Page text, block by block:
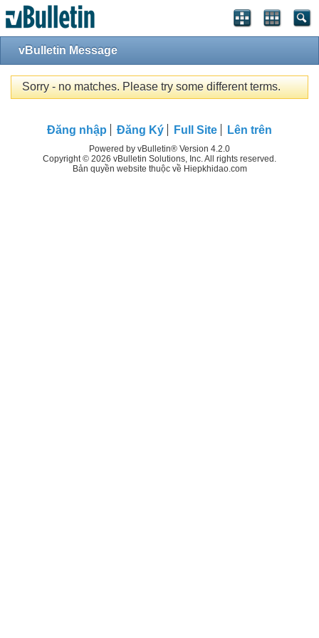
vBulletin Message
Sorry - no matches. Please try some different terms.
Đăng nhập Đăng Ký Full Site Lên trên
Powered by vBulletin® Version 4.2.0
Copyright © 2026 vBulletin Solutions, Inc. All rights reserved.
Bản quyền website thuộc về Hiepkhidao.com